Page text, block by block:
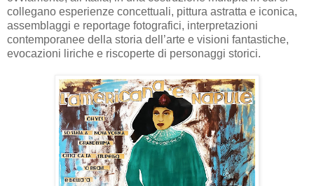
collegano esperienze concettuali, pittura astratta e iconica,
assemblaggi e reportage fotografici, interpretazioni
contemporanee della storia dell’arte e visioni fantastiche,
evocazioni liriche e riscoperte di personaggi storici.